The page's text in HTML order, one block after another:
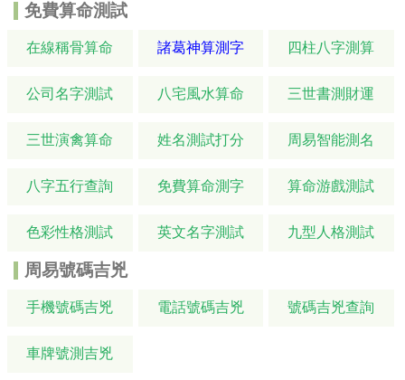
免費算命測試
在線稱骨算命 諸葛神算測字 四柱八字測算
公司名字測試 八宅風水算命 三世書測財運
三世演禽算命 姓名測試打分 周易智能測名
八字五行查詢 免費算命測字 算命游戲測試
色彩性格測試 英文名字測試 九型人格測試
周易號碼吉兇
手機號碼吉兇 電話號碼吉兇 號碼吉兇查詢
車牌號測吉兇